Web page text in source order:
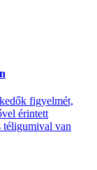
figyelmét,
érintett
téligumival van